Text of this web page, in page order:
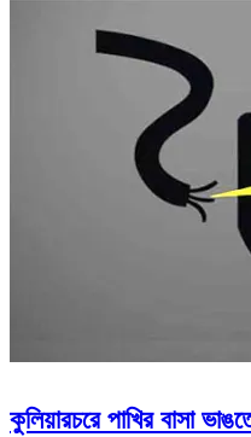
কুলিয়ারচরে পাখির বাসা